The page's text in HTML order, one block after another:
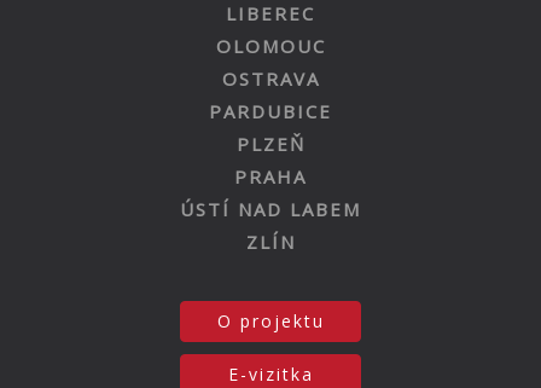
LIBEREC
OLOMOUC
OSTRAVA
PARDUBICE
PLZEŇ
PRAHA
ÚSTÍ NAD LABEM
ZLÍN
O projektu
E-vizitka